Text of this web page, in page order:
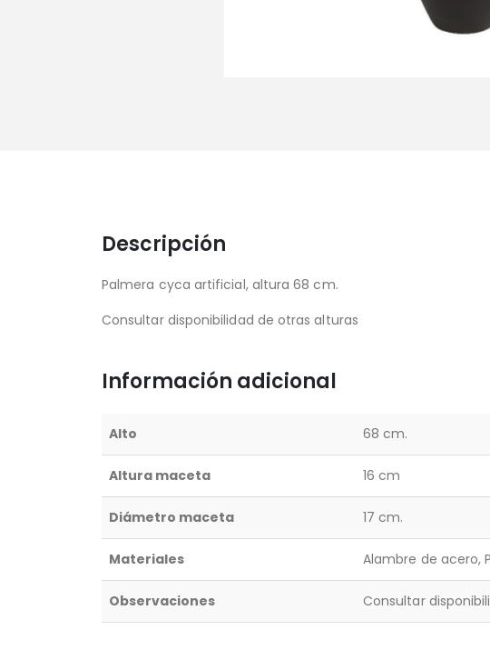
Descripción
Palmera cyca artificial, altura 68 cm.
Consultar disponibilidad de otras alturas
Información adicional
Alto 68 cm.
Altura maceta 16 cm
Diámetro maceta 17 cm.
Materiales Alambre de acero,
Observaciones Consultar